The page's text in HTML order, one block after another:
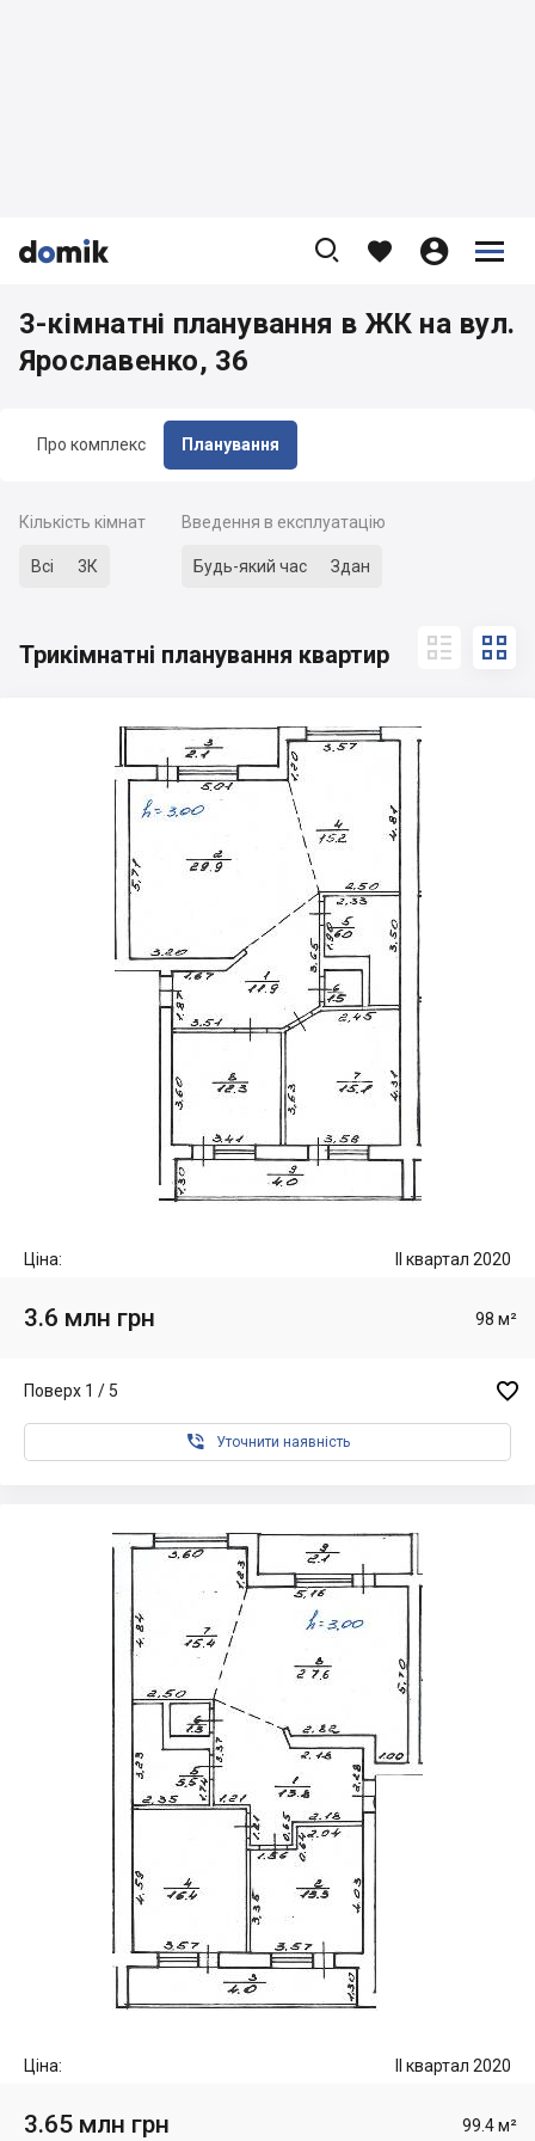


    


Про комплекс Планування
3-кімнатні планування в ЖК на вул.
Ярославенко, 36
Кількість кімнат
Всі 3К
Введення в експлуатацію
Будь-який час Здан
Трикімнатні планування квартир  
Ціна: II квартал 2020
3.6 млн грн 98 м²
Поверх 1 / 5 
 Уточнити наявність
Ціна: II квартал 2020
3.65 млн грн 99.4 м²